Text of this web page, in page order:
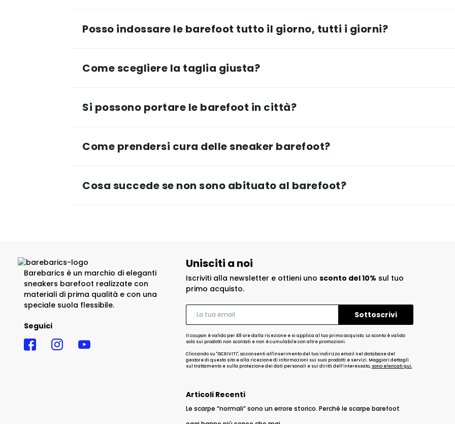
Posso indossare le barefoot tutto il giorno, tutti i giorni?
Come scegliere la taglia giusta?
Si possono portare le barefoot in città?
Come prendersi cura delle sneaker barefoot?
Cosa succede se non sono abituato al barefoot?
Barebarics è un marchio di eleganti
sneakers barefoot realizzate con
materiali di prima qualità e con una
speciale suola flessibile.
Seguici
Unisciti a noi
Iscriviti alla newsletter e ottieni uno sconto del 10% sul tuo
primo acquisto.
Il coupon è valido per 48 ore dalla ricezione e si applica al tuo primo acquisto. Lo sconto è valido
solo sui prodotti non scontati e non è cumulabile con altre promozioni.
Cliccando su "ISCRIVITI", acconsenti all'inserimento del tuo indirizzo email nel database del
gestore di questo sito e alla ricezione di informazioni sui suoi prodotti e servizi. Maggiori dettagli
sul trattamento e sulla protezione dei dati personali e sui diritti dell’interessato, sono elencati qui.
Articoli Recenti
Le scarpe “normali” sono un errore storico. Perché le scarpe barefoot